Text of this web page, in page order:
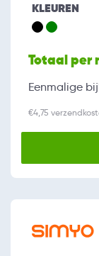
KLEUREN
Totaal per
Eenmalige
€4,75